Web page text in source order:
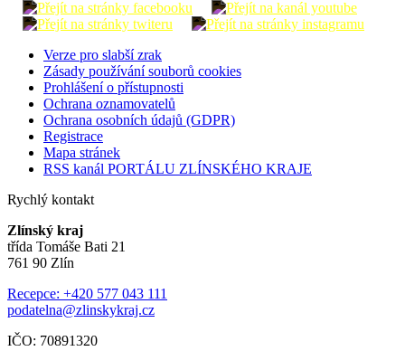
Verze pro slabší zrak
Zásady používání souborů cookies
Prohlášení o přístupnosti
Ochrana oznamovatelů
Ochrana osobních údajů (GDPR)
Registrace
Mapa stránek
RSS kanál PORTÁLU ZLÍNSKÉHO KRAJE
Rychlý kontakt
Zlínský kraj
třída Tomáše Bati 21
761 90 Zlín
Recepce: +420 577 043 111
podatelna@zlinskykraj.cz
IČO: 70891320